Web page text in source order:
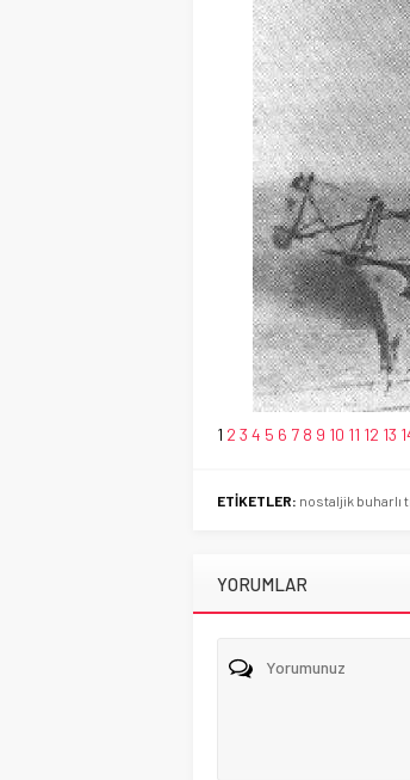
1 2 3 4 5 6 7 8 9 10 11 12 13
ETİKETLER: nostaljik buharlı
YORUMLAR